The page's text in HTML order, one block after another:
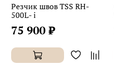
Резчик швов TSS RH-
500L- i
75 900 ₽